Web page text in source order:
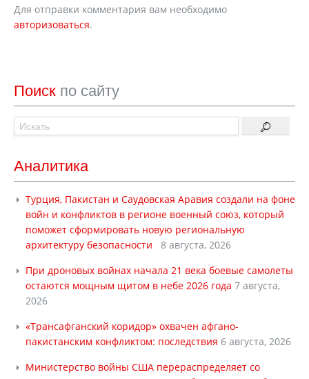
Для отправки комментария вам необходимо
авторизоваться.
Поиск по сайту
Аналитика
Турция, Пакистан и Саудовская Аравия создали на фоне
войн и конфликтов в регионе военный союз, который
поможет сформировать новую региональную
архитектуру безопасности
8 августа, 2026
При дроновых войнах начала 21 века боевые самолеты
остаются мощным щитом в небе 2026 года 7 августа,
2026
«Трансафганский коридор» охвачен афгано-
пакистанским конфликтом: последствия 6 августа, 2026
Министерство войны США перераспределяет со